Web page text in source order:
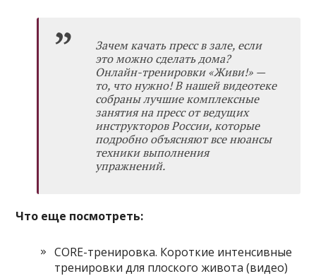
Зачем качать пресс в зале, если
это можно сделать дома?
Онлайн-тренировки «Живи!» —
то, что нужно! В нашей видеотеке
собраны лучшие комплексные
занятия на пресс от ведущих
инструкторов России, которые
подробно объясняют все нюансы
техники выполнения
упражнений.
Что еще посмотреть:
CORE-тренировка. Короткие интенсивные
тренировки для плоского живота (видео)